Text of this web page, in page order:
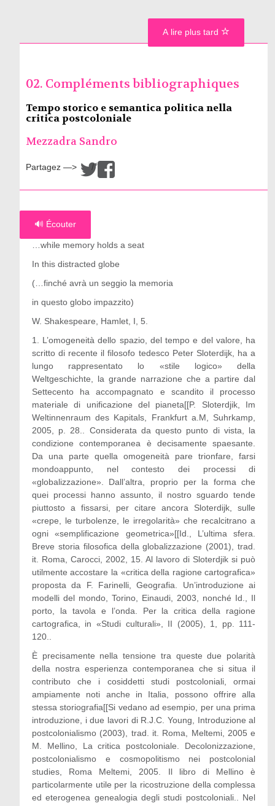
02. Compléments bibliographiques
Tempo storico e semantica politica nella
critica postcoloniale
Mezzadra Sandro
Partagez —> /
🔊 Écouter
…while memory holds a seat
In this distracted globe
(…finché avrà un seggio la memoria
in questo globo impazzito)
W. Shakespeare, Hamlet, I, 5.
1. L’omogeneità dello spazio, del tempo e del valore, ha
scritto di recente il filosofo tedesco Peter Sloterdijk, ha a
lungo rappresentato lo «stile logico» della
Weltgeschichte, la grande narrazione che a partire dal
Settecento ha accompagnato e scandito il processo
materiale di unificazione del pianeta[[P. Sloterdjik, Im
Weltinnenraum des Kapitals, Frankfurt a.M, Suhrkamp,
2005, p. 28.. Considerata da questo punto di vista, la
condizione contemporanea è decisamente spaesante.
Da una parte quella omogeneità pare trionfare, farsi
mondoappunto, nel contesto dei processi di
«globalizzazione». Dall’altra, proprio per la forma che
quei processi hanno assunto, il nostro sguardo tende
piuttosto a fissarsi, per citare ancora Sloterdijk, sulle
«crepe, le turbolenze, le irregolarità» che recalcitrano a
ogni «semplificazione geometrica»[[Id., L’ultima sfera.
Breve storia filosofica della globalizzazione (2001), trad.
it. Roma, Carocci, 2002, 15. Al lavoro di Sloterdjik si può
utilmente accostare la «critica della ragione cartografica»
proposta da F. Farinelli, Geografia. Un’introduzione ai
modelli del mondo, Torino, Einaudi, 2003, nonché Id., Il
porto, la tavola e l’onda. Per la critica della ragione
cartografica, in «Studi culturali», II (2005), 1, pp. 111-
120..
È precisamente nella tensione tra queste due polarità
della nostra esperienza contemporanea che si situa il
contributo che i cosiddetti studi postcoloniali, ormai
ampiamente noti anche in Italia, possono offrire alla
stessa storiografia[[Si vedano ad esempio, per una prima
introduzione, i due lavori di R.J.C. Young, Introduzione al
postcolonialismo (2003), trad. it. Roma, Meltemi, 2005 e
M. Mellino, La critica postcoloniale. Decolonizzazione,
postcolonialismo e cosmopolitismo nei postcolonial
studies, Roma Meltemi, 2005. Il libro di Mellino è
particolarmente utile per la ricostruzione della complessa
ed eterogenea genealogia degli studi postcoloniali.. Nel
A lire plus tard